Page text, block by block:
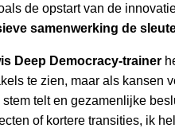
de opstart van de
samenwerking de
Deep Democracy-trainer
te zien, maar als kansen
telt en gezamenlijke
of kortere transities, ik